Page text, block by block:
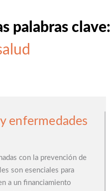
palabras clave:
enfermedades
con la prevención de
son esenciales para
a un financiamiento